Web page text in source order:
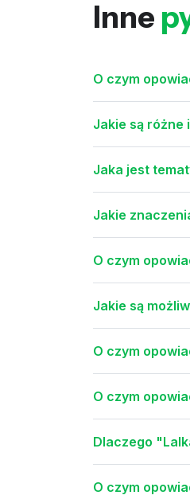
Inne
O czym
Jakie są różne
Jaka jest
Jakie
O czym
Jakie są
O czym
O czym
Dlaczego
O czym